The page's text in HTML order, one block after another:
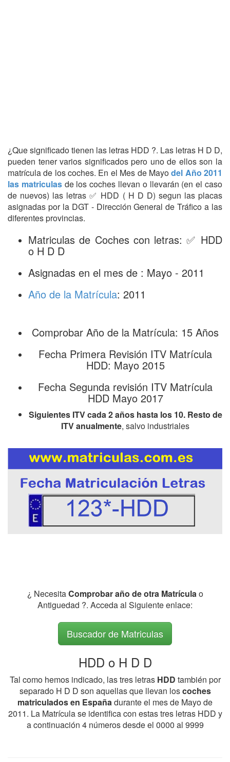
¿Que significado tienen las letras HDD ?. Las letras H D D,
pueden tener varios significados pero uno de ellos son la
matrícula de los coches. En el Mes de Mayodel Año 2011
las matriculas de los coches llevan o llevarán (en el caso
de nuevos) las letras ✅ HDD ( H D D) segun las placas
asignadas por la DGT - Dirección General de Tráfico a las
diferentes provincias.
Matriculas de Coches con letras: ✅ HDD
o H D D
Asignadas en el mes de : Mayo - 2011
Año de la Matrícula: 2011
Comprobar Año de la Matrícula: 15 Años
Fecha Primera Revisión ITV Matrícula
HDD: Mayo 2015
Fecha Segunda revisión ITV Matrícula
HDD Mayo 2017
Siguientes ITV cada 2 años hasta los 10. Resto de
ITV anualmente, salvo industriales
¿ NecesitaComprobar año de otra Matrículao
Antiguedad ?. Acceda al Siguiente enlace:
Buscador de Matriculas
HDD o H D D
Tal como hemos indicado, las tres letras HDD también por
separado H D D son aquellas que llevan loscoches
matriculados en Españadurante el mes de Mayo de
2011. La Matrícula se identifica con estas tres letras HDD y
a continuación 4 números desde el 0000 al 9999